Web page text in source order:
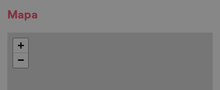
Mapa
+
−